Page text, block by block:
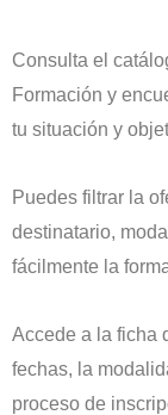
Consulta el
Formación y
tu situación y
Puedes filtrar la
destinatario,
fácilmente la
Accede a la ficha
fechas, la
proceso de